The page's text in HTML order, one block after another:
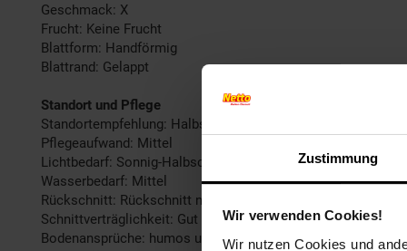
Zustimmung
Wir verwenden Cookies!
Wir nutzen Cookies und
Geschmack: X
Frucht: Keine Frucht
Blattform: Handförmig
Blattrand: Gelappt
Standort und Pflege
Standortempfehlung: Halbschattig, windgeschützt
Pflegeaufwand: Mittel
Lichtbedarf: Sonnig-Halbschattig
Wasserbedarf: Mittel
Rückschnitt: Rückschnitt nach der Blüte
Schnittverträglichkeit: Gut
Bodenansprüche: humos und gut durchlässig